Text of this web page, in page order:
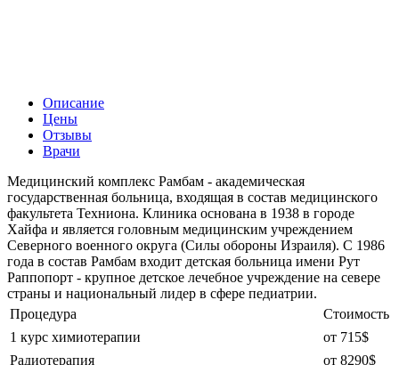
Описание
Цены
Отзывы
Врачи
Медицинский комплекс Рамбам - академическая
государственная больница, входящая в состав медицинского
факультета Техниона. Клиника основана в 1938 в городе
Хайфа и является головным медицинским учреждением
Северного военного округа (Силы обороны Израиля). С 1986
года в состав Рамбам входит детская больница имени Рут
Раппопорт - крупное детское лечебное учреждение на севере
страны и национальный лидер в сфере педиатрии.
Процедура
Стоимость
1 курс химиотерапии
от 715$
Радиотерапия
от 8290$